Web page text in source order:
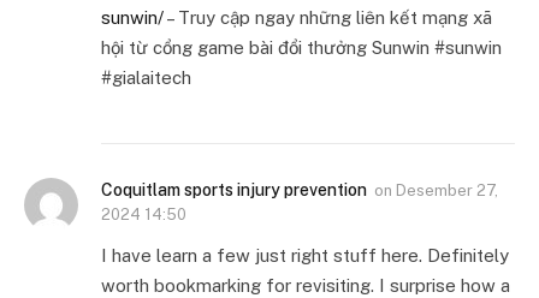
sunwin/– Truy cập ngay những liên kết mạng xã
hội từ cổng game bài đổi thưởng Sunwin #sunwin
#gialaitech
Coquitlam sports injury prevention on Desember 27,
2024 14:50
I have learn a few just right stuff here. Definitely
worth bookmarking for revisiting. I surprise how a